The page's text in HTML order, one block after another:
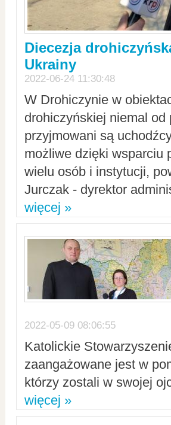
Diecezja
Ukrainy
2022-06-24 11:30:48
W Drohiczynie w
drohiczyńskiej niemal
przyjmowani są
możliwe dzięki wsparciu
wielu osób i instytucji,
Jurczak - dyrektor
więcej »
2022-05-09 08:06:55
Katolickie
zaangażowane jest w
którzy zostali w swojej
więcej »